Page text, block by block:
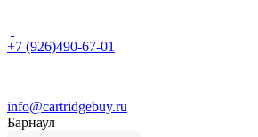
+7 (926)490-67-01
info@cartridgebuy.ru
Барнаул